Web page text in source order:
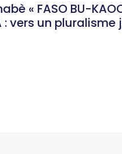
« FASO BU-
: vers un